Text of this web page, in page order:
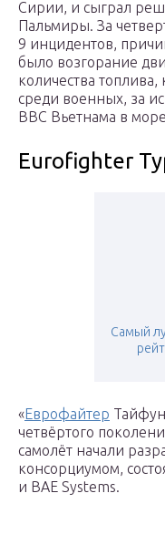
Сирии, и сыграл
Пальмиры. За
9 инцидентов,
было возгорание
количества
среди военных, за
ВВС Вьетнама в
Eurofighter
Самый
«Еврофайтер
четвёртого
самолёт начали
консорциумом,
и BAE Systems.